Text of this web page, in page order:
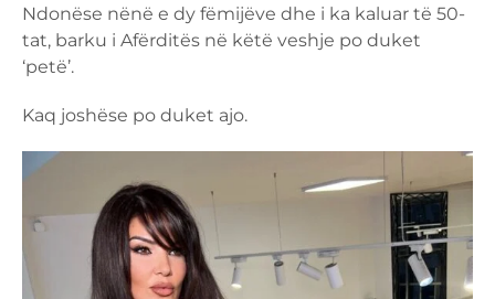
Ndonëse nënë e dy fëmijëve dhe i ka kaluar të 50-
tat, barku i Afërditës në këtë veshje po duket
‘petë’.
Kaq joshëse po duket ajo.